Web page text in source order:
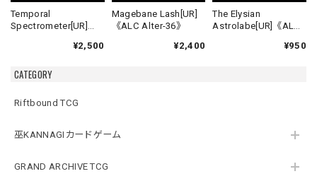
CATEGORY
Riftbound TCG
巫KANNAGIカードゲーム
GRAND ARCHIVE TCG
Temporal
Spectrometer[UR]
¥2,500
Magebane Lash[UR]
《ALC Alter-36》
¥2,400
The Elysian
Astrolabe[UR]《ALC
¥950